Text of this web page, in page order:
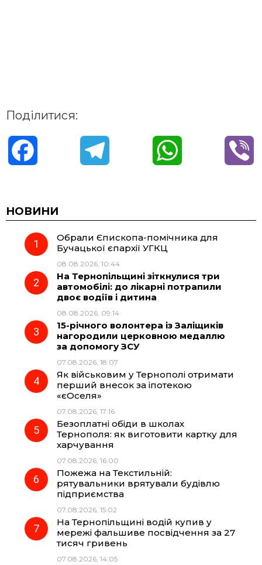
Поділитися:
c
e
o
o
e
g
r
a
m
t
p
НОВИНИ
Обрали Єпископа-помічника для
Бучацької єпархії УГКЦ
08.08.2026, 10:44
На Тернопільщині зіткнулися три
автомобілі: до лікарні потрапили
двоє водіїв і дитина
08.08.2026, 09:14
15-річного волонтера із Заліщиків
нагородили церковною медаллю
за допомогу ЗСУ
07.08.2026, 18:07
Як військовим у Тернополі отримати
перший внесок за іпотекою
«єОселя»
07.08.2026, 17:16
Безоплатні обіди в школах
Тернополя: як виготовити картку для
харчування
07.08.2026, 16:00
Пожежа на Текстильній:
рятувальники врятували будівлю
підприємства
07.08.2026, 15:02
На Тернопільщині водій купив у
мережі фальшиве посвідчення за 27
тисяч гривень
07.08.2026, 14:05